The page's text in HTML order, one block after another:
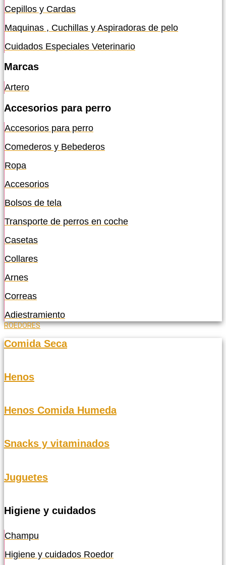
Cepillos y Cardas
Maquinas , Cuchillas y Aspiradoras de pelo
Cuidados Especiales Veterinario
Marcas
Artero
Accesorios para perro
Accesorios para perro
Comederos y Bebederos
Ropa
Accesorios
Bolsos de tela
Transporte de perros en coche
Casetas
Collares
Arnes
Correas
Adiestramiento
ROEDORES
Comida Seca
Henos
Henos Comida Humeda
Snacks y vitaminados
Juguetes
Higiene y cuidados
Champu
Higiene y cuidados Roedor